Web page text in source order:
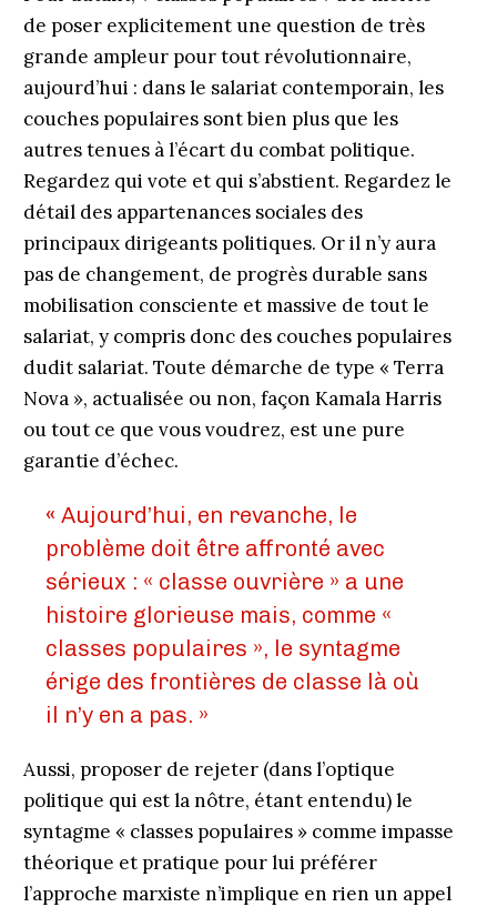
de poser explicitement une question de très
grande ampleur pour tout révolutionnaire,
aujourd’hui : dans le salariat contemporain, les
couches populaires sont bien plus que les
autres tenues à l’écart du combat politique.
Regardez qui vote et qui s’abstient. Regardez le
détail des appartenances sociales des
principaux dirigeants politiques. Or il n’y aura
pas de changement, de progrès durable sans
mobilisation consciente et massive de tout le
salariat, y compris donc des couches populaires
dudit salariat. Toute démarche de type « Terra
Nova », actualisée ou non, façon Kamala Harris
ou tout ce que vous voudrez, est une pure
garantie d’échec.
« Aujourd’hui, en revanche, le
problème doit être affronté avec
sérieux : « classe ouvrière » a une
histoire glorieuse mais, comme «
classes populaires », le syntagme
érige des frontières de classe là où
il n’y en a pas. »
Aussi, proposer de rejeter (dans l’optique
politique qui est la nôtre, étant entendu) le
syntagme « classes populaires » comme impasse
théorique et pratique pour lui préférer
l’approche marxiste n’implique en rien un appel